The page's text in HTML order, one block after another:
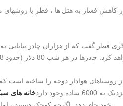
کاهش فشار به هتل ها ، قطر با روشهای
چادرها در هر شب 80 دلار (حدود 568 یوان) و
روستاهای هوادار دوحه را ساخته است
وجود دارد
خانه های